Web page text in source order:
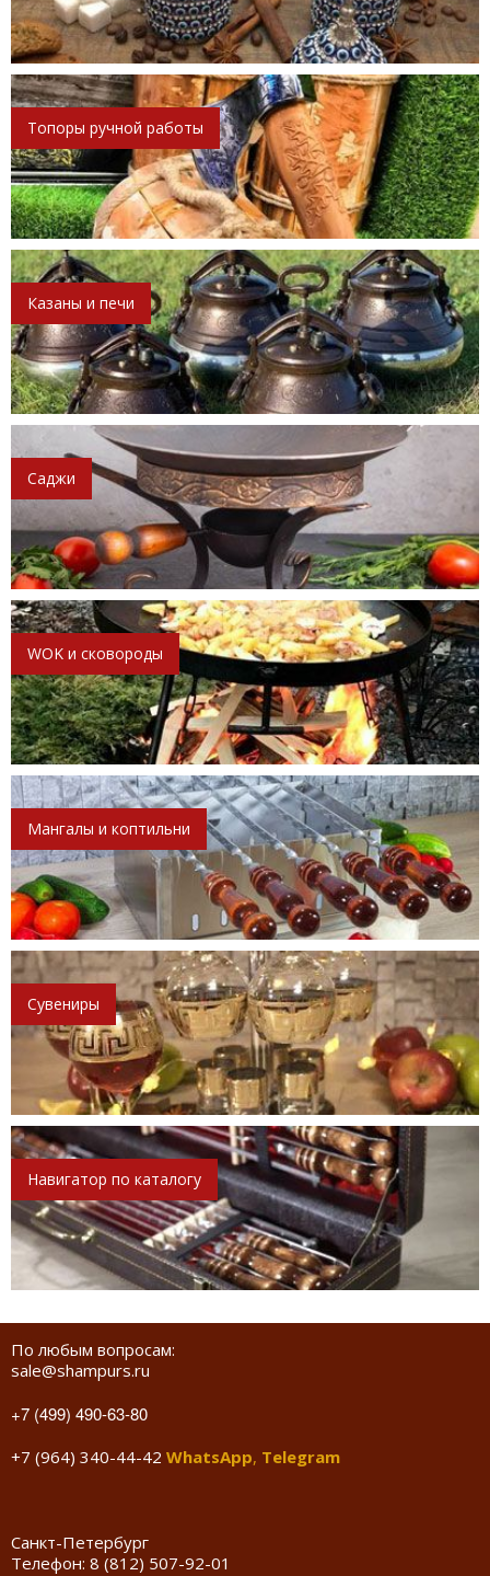
Топоры ручной работы
Казаны и печи
Саджи
WOK и сковороды
Мангалы и коптильни
Сувениры
Навигатор по каталогу
По любым вопросам:
sale@shampurs.ru
+7 (499) 490-63-80
+7 (964) 340-44-42 WhatsApp, Telegram
Санкт-Петербург
Телефон: 8 (812) 507-92-01